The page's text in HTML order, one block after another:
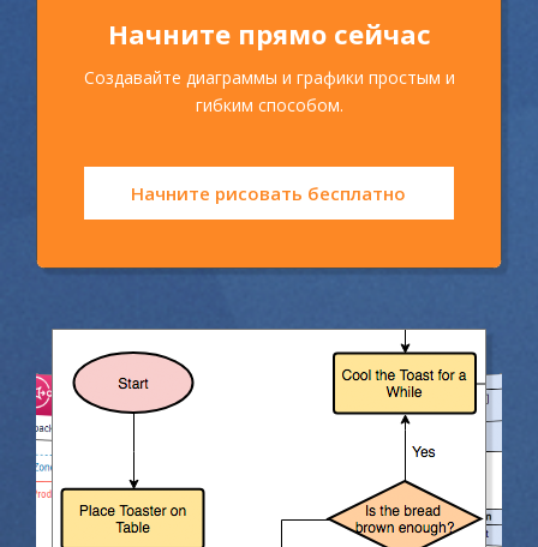
Начните прямо сейчас
Создавайте диаграммы и графики простым и
гибким способом.
Начните рисовать бесплатно